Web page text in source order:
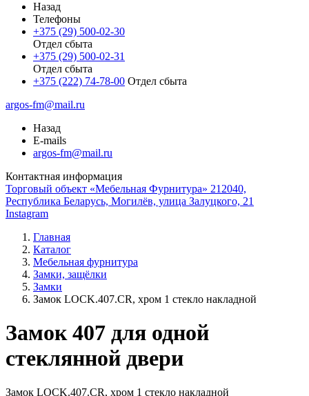
Назад
Телефоны
+375 (29) 500-02-30
Отдел сбыта
+375 (29) 500-02-31
Отдел сбыта
+375 (222) 74-78-00 Отдел сбыта
argos-fm@mail.ru
Назад
E-mails
argos-fm@mail.ru
Контактная информация
Торговый объект «Мебельная Фурнитура» 212040,
Республика Беларусь, Могилёв, улица Залуцкого, 21
Instagram
Главная
Каталог
Мебельная фурнитура
Замки, защёлки
Замки
Замок LOCK.407.CR, хром 1 стекло накладной
Замок 407 для одной
стеклянной двери
Замок LOCK.407.CR, хром 1 стекло накладной